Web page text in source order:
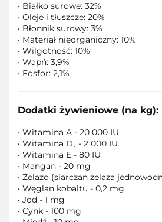
• Białko surowe: 32%
• Oleje i tłuszcze: 20%
• Błonnik surowy: 3%
• Materiał nieorganiczny: 10%
• Wilgotność: 10%
• Wapń: 3,9%
• Fosfor: 2,1%
Dodatki żywieniowe (na kg):
• Witamina A - 20 000 IU
• Witamina D₃ - 2 000 IU
• Witamina E - 80 IU
• Mangan - 20 mg
• Żelazo (siarczan żelaza
• Węglan kobaltu - 0,2 mg
• Jod - 1 mg
• Cynk - 100 mg